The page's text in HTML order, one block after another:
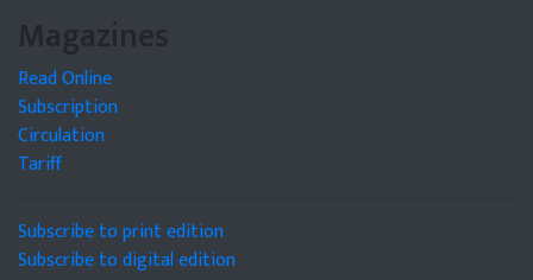
Magazines
Read Online
Subscription
Circulation
Tariff
Subscribe to print edition
Subscribe to digital edition